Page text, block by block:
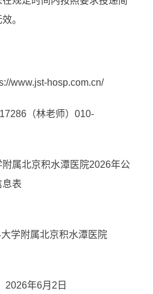
。
www.jst-hosp.com.cn/
（林老师）010-
属北京积水潭医院2026年公
息表
属北京积水潭医院
年6月2日